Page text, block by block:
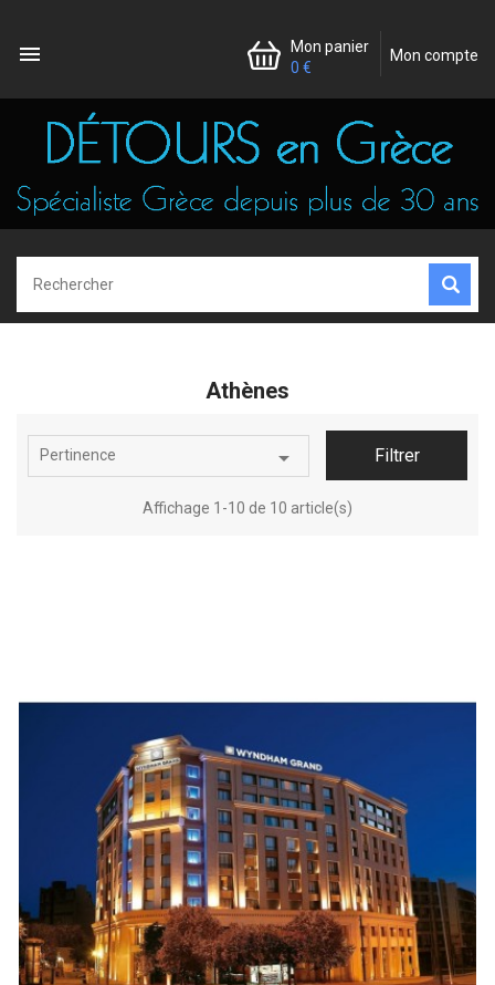
 Mon compte
Mon panier
0 €
Athènes
Pertinence  Filtrer
Affichage 1-10 de 10 article(s)